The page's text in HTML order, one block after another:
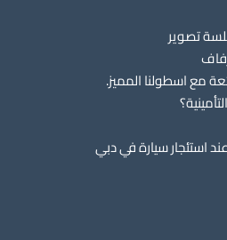
تصوير
مع اسطولنا المميز.
استئجار سيارة في دبي